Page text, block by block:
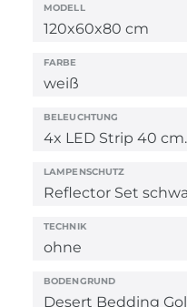
MODELL
FARBE
BELEUCHTUNG
LAMPENSCHUTZ
TECHNIK
BODENGRUND